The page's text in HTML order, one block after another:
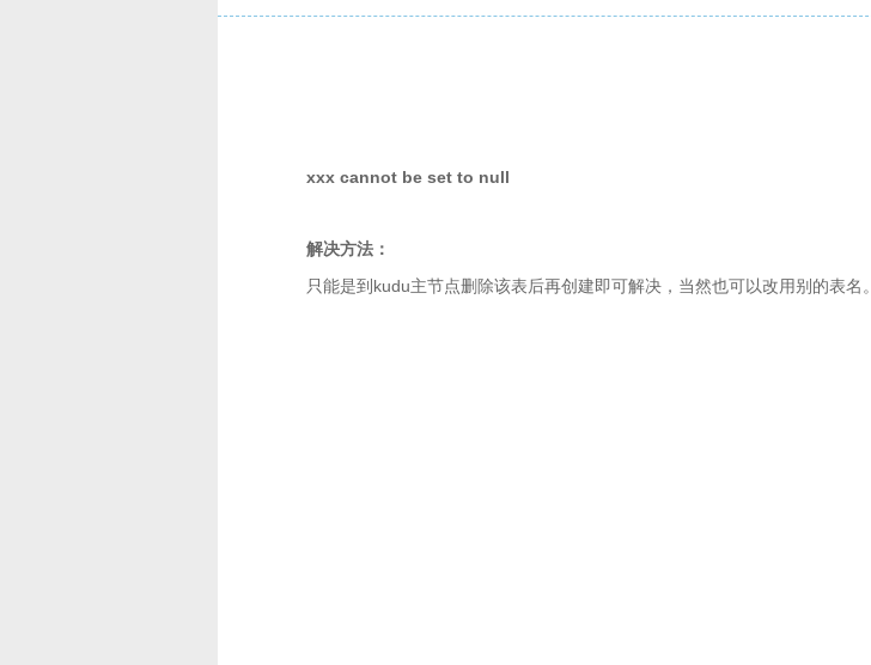
xxx cannot be set to null
解决方法：
只能是到kudu主节点删除该表后再创建即可解决，当然也可以改用别的表名。